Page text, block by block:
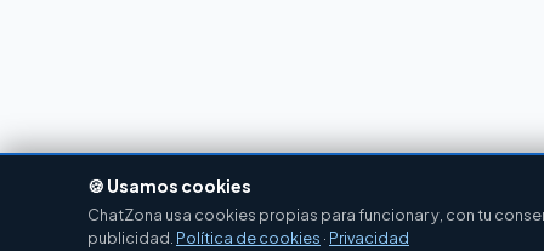
🍪 Usamos cookies
ChatZona usa cookies propias para funcionar y, con tu
publicidad. Política de cookies · Privacidad